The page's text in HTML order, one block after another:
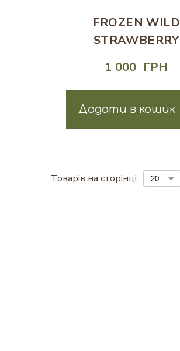
FROZEN WILD
STRAWBERRY
1 000  ГРН
Додати в кошик
Товарів на сторінці: